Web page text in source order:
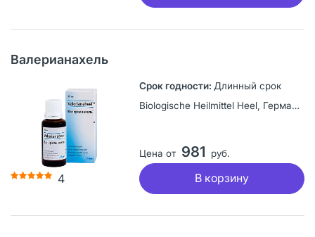
Валерианахель
4
Длинный срок
Biologische Heilmittel Heel, Германия
Цена от 981 руб.
В корзину